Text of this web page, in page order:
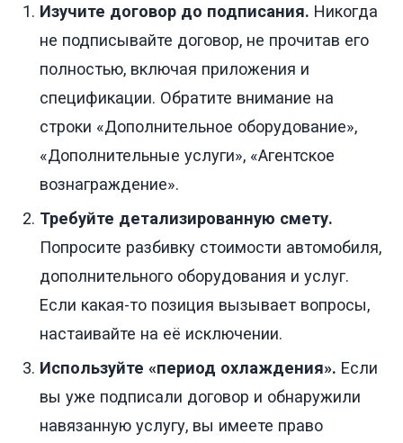
Изучите договор до подписания. Никогда
не подписывайте договор, не прочитав его
полностью, включая приложения и
спецификации. Обратите внимание на
строки «Дополнительное оборудование»,
«Дополнительные услуги», «Агентское
вознаграждение».
Требуйте детализированную смету.
Попросите разбивку стоимости автомобиля,
дополнительного оборудования и услуг.
Если какая-то позиция вызывает вопросы,
настаивайте на её исключении.
Используйте «период охлаждения». Если
вы уже подписали договор и обнаружили
навязанную услугу, вы имеете право